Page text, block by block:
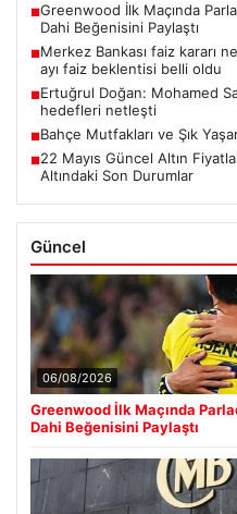
■Greenwood İlk Maçında
Dahi Beğenisini Paylaştı
■Merkez Bankası faiz kararı
ayı faiz beklentisi belli oldu
■Ertuğrul Doğan: Mohamed
hedefleri netleşti
■Bahçe Mutfakları ve Şık
■22 Mayıs Güncel Altın
Altındaki Son Durumlar
Güncel
06/08/2026
Greenwood İlk Maçında
Dahi Beğenisini Paylaştı